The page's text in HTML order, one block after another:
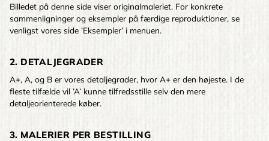
Billedet på denne side viser originalmaleriet. For konkrete
sammenligninger og eksempler på færdige reproduktioner, se
venligst vores side ’Eksempler’ i menuen.
2. DETALJEGRADER
A+, A, og B er vores detaljegrader, hvor A+ er den højeste. I de
fleste tilfælde vil ’A’ kunne tilfredsstille selv den mere
detaljeorienterede køber.
3. MALERIER PER BESTILLING